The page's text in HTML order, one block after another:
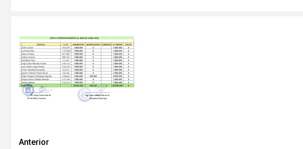
Anterior